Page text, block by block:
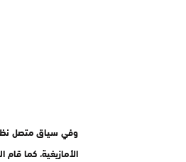
وفي سياق متصل نظمت
الأمازيغية، كما